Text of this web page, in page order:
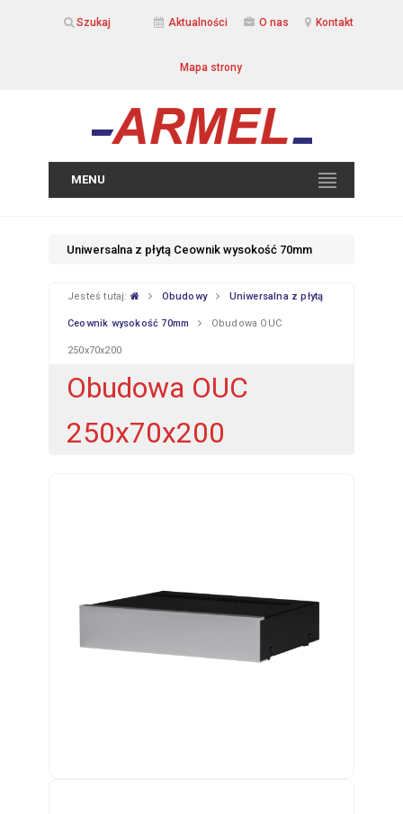
Szukaj Aktualności O nas Kontakt
Mapa strony
MENU
Uniwersalna z płytą Ceownik wysokość 70mm
Jesteś tutaj: Obudowy Uniwersalna z płytą
Ceownik wysokość 70mm Obudowa OUC
250x70x200
Obudowa OUC
250x70x200